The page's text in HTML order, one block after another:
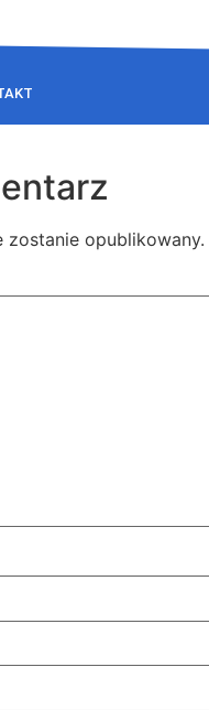
zostanie opublikowany.